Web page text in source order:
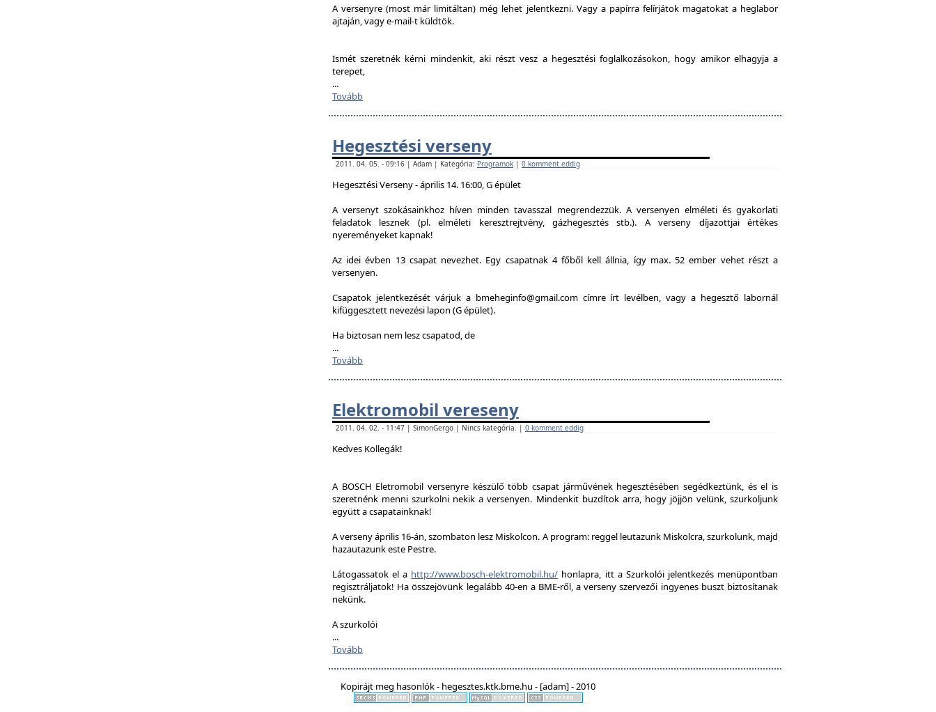
A versenyre (most már limitáltan) még lehet jelentkezni. Vagy a papírra felírjátok magatokat a heglabor
ajtaján, vagy e-mail-t küldtök.
Ismét szeretnék kérni mindenkit, aki részt vesz a hegesztési foglalkozásokon, hogy amikor elhagyja a
terepet,
...
Tovább
Hegesztési verseny
2011. 04. 05. - 09:16 | Adam | Kategória: Programok | 0 komment eddig
Hegesztési Verseny - április 14. 16:00, G épület
A versenyt szokásainkhoz híven minden tavasszal megrendezzük. A versenyen elméleti és gyakorlati
feladatok lesznek (pl. elméleti keresztrejtvény, gázhegesztés stb.). A verseny díjazottjai értékes
nyereményeket kapnak!
Az idei évben 13 csapat nevezhet. Egy csapatnak 4 főből kell állnia, így max. 52 ember vehet részt a
versenyen.
Csapatok jelentkezését várjuk a bmeheginfo@gmail.com címre írt levélben, vagy a hegesztő labornál
kifüggesztett nevezési lapon (G épület).
Ha biztosan nem lesz csapatod, de
...
Tovább
Elektromobil vereseny
2011. 04. 02. - 11:47 | SimonGergo | Nincs kategória. | 0 komment eddig
Kedves Kollegák!
A BOSCH Eletromobil versenyre készülő több csapat járművének hegesztésében segédkeztünk, és el is
szeretnénk menni szurkolni nekik a versenyen. Mindenkit buzdítok arra, hogy jöjjön velünk, szurkoljunk
együtt a csapatainknak!
A verseny április 16-án, szombaton lesz Miskolcon. A program: reggel leutazunk Miskolcra, szurkolunk, majd
hazautazunk este Pestre.
Látogassatok el a http://www.bosch-elektromobil.hu/ honlapra, itt a Szurkolói jelentkezés menüpontban
regisztráljatok! Ha összejövünk legalább 40-en a BME-ről, a verseny szervezői ingyenes buszt biztosítanak
nekünk.
A szurkolói
...
Tovább
Kopirájt meg hasonlók - hegesztes.ktk.bme.hu - [adam] - 2010